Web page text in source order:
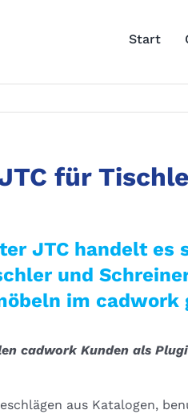
Start
für
JTC handelt es
und
im cadwork
cadwork Kunden als
aus Katalogen,